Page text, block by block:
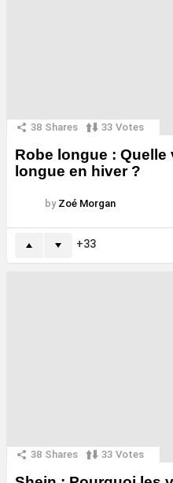
38 Shares 33 Votes
Robe longue :
longue en hiver ?
by Zoé Morgan
33
38 Shares 33 Votes